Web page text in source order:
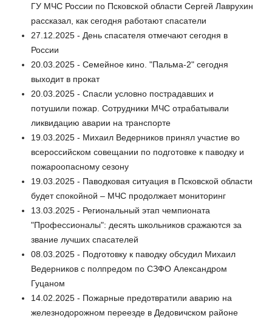
ГУ МЧС России по Псковской области Сергей Лаврухин
рассказал, как сегодня работают спасатели
27.12.2025 - День спасателя отмечают сегодня в
России
20.03.2025 - Семейное кино. "Пальма-2" сегодня
выходит в прокат
20.03.2025 - Спасли условно пострадавших и
потушили пожар. Сотрудники МЧС отрабатывали
ликвидацию аварии на транспорте
19.03.2025 - Михаил Ведерников принял участие во
всероссийском совещании по подготовке к паводку и
пожароопасному сезону
19.03.2025 - Паводковая ситуация в Псковской области
будет спокойной – МЧС продолжает мониторинг
13.03.2025 - Региональный этап чемпионата
"Профессионалы": десять школьников сражаются за
звание лучших спасателей
08.03.2025 - Подготовку к паводку обсудил Михаил
Ведерников с полпредом по СЗФО Александром
Гуцаном
14.02.2025 - Пожарные предотвратили аварию на
железнодорожном переезде в Дедовичском районе